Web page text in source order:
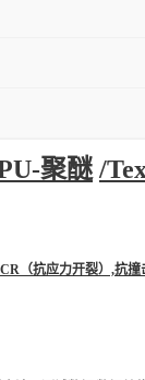
聚醚 /
（抗应力开裂）,抗撞